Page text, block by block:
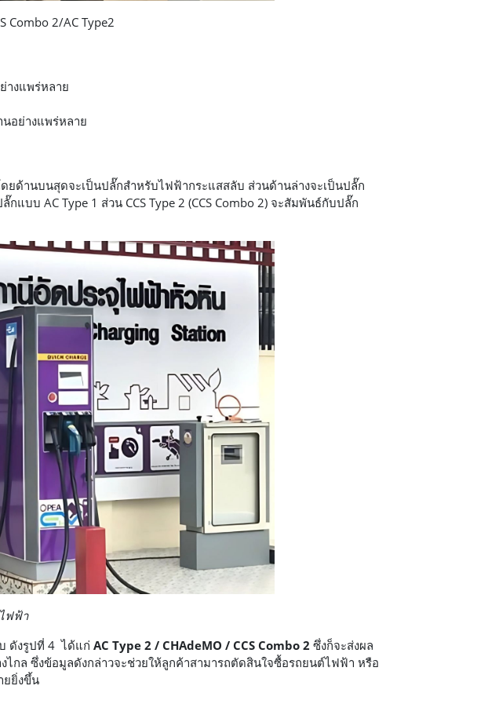
Combo 2/AC Type2
างแพร่หลาย
นอย่างแพร่หลาย
ยด้านบนสุดจะเป็นปลั๊กสำหรับไฟฟ้ากระแสสลับ ส่วนด้านล่างจะเป็นปลั๊ก
แบบ AC Type 1 ส่วน CCS Type 2 (CCS Combo 2) จะสัมพันธ์กับปลั๊ก
ฟฟ้า
ดังรูปที่ 4 ได้แก่ AC Type 2 / CHAdeMO / CCS Combo 2 ซึ่งก็จะส่งผล
กล ซึ่งข้อมูลดังกล่าวจะช่วยให้ลูกค้าสามารถตัดสินใจซื้อรถยนต์ไฟฟ้า หรือ
ยยิ่งขึ้น